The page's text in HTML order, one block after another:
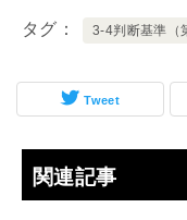
タグ 3-4判断基準（
Tweet
関連記事